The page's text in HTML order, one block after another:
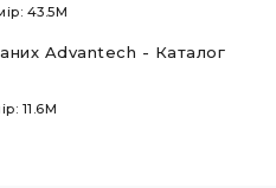
43.5M
Advantech - Каталог
11.6M